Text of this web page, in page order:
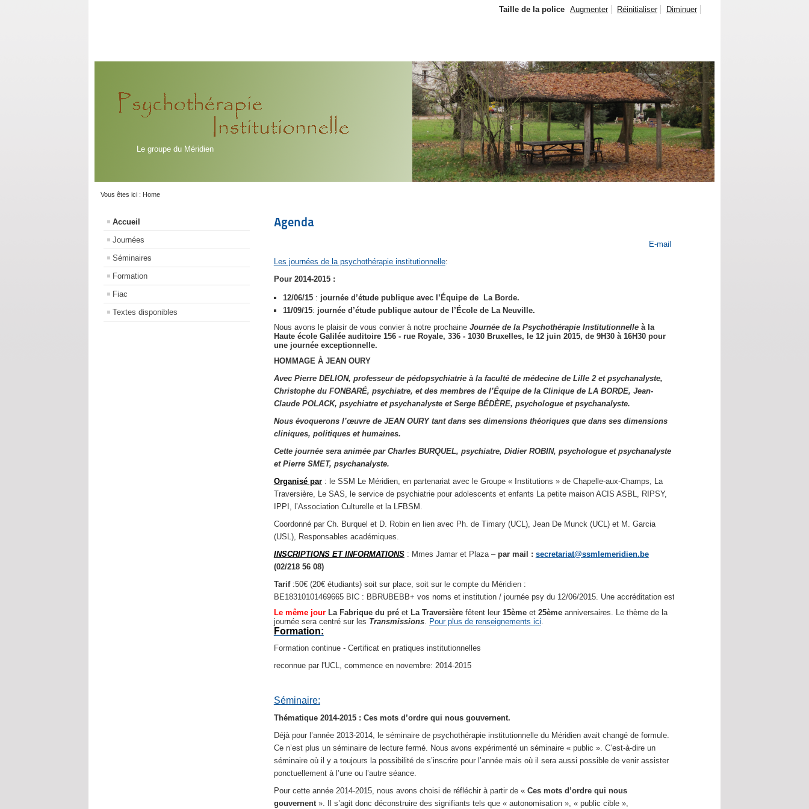
Le groupe du Méridien
Taille de la police Augmenter Réinitialiser Diminuer
Vous êtes ici : Home
Accueil
Journées
Séminaires
Formation
Fiac
Textes disponibles
Agenda
E-mail
Les journées de la psychothérapie institutionnelle:
Pour 2014-2015 :
12/06/15: journée d’étude publique avec l’Équipe de La Borde.
11/09/15: journée d’étude publique autour de l’École de La Neuville.
Nous avons le plaisir de vous convier à notre prochaine Journée de la Psychothérapie Institutionnelleà la
Haute école Galilée​ ​auditoire 156​ ​- rue Royale, 336 - 1030 Bruxelles, le 12 juin 2015, de 9H30 à 16H30 pour
une journée exceptionnelle.
HOMMAGE À JEAN OURY
Avec Pierre DELION, professeur de pédopsychiatrie à la faculté de médecine de Lille 2 et psychanalyste,
Christophe du FONBARÉ, psychiatre, et des membres de l’Équipe de la Clinique de LA BORDE, Jean-
Claude POLACK, psychiatre et psychanalyste et Serge BÉDÈRE, psychologue et psychanalyste.
Nous évoquerons l’œuvre de JEAN OURY tant dans ses dimensions théoriques que dans ses dimensions
cliniques, politiques et humaines.
Cette journée sera animée par Charles BURQUEL, psychiatre, Didier ROBIN, psychologue et psychanalyste
et Pierre SMET, psychanalyste.
Organisé par: le SSM Le Méridien, en partenariat avec le Groupe « Institutions » de Chapelle-aux-Champs, La
Traversière, Le SAS, le service de psychiatrie pour adolescents et enfants La petite maison ACIS ASBL, RIPSY,
IPPI, l’Association Culturelle et la LFBSM.
Coordonné par Ch. Burquel et D. Robin en lien avec Ph. de Timary (UCL), Jean De Munck (UCL) et M. Garcia
(USL), Responsables académiques.
INSCRIPTIONS ET INFORMATIONS: Mmes Jamar et Plaza – par mail : secretariat@ssmlemeridien.be
(02/218 56 08)
Tarif:50€ (20€ étudiants) soit sur place, soit sur le compte du Méridien :
BE18310101469665 BIC : BBRUBEBB+ vos noms et institution / journée psy du 12/06/2015. Une accréditation est demandée.
Le même jour La Fabrique du préet La Traversièrefêtent leur 15èmeet 25èmeanniversaires. Le thème de la
journée sera centré sur les Transmissions. Pour plus de renseignements ici.
Formation:
Formation continue - Certificat en pratiques institutionnelles
reconnue par l'UCL, commence en novembre: 2014-2015
Séminaire:
Thématique 2014-2015 : Ces mots d’ordre qui nous gouvernent.
Déjà pour l’année 2013-2014, le séminaire de psychothérapie institutionnelle du Méridien avait changé de formule.
Ce n’est plus un séminaire de lecture fermé. Nous avons expérimenté un séminaire « public ». C’est-à-dire un
séminaire où il y a toujours la possibilité de s’inscrire pour l’année mais où il sera aussi possible de venir assister
ponctuellement à l’une ou l’autre séance.
Pour cette année 2014-2015, nous avons choisi de réfléchir à partir de «Ces mots d’ordre qui nous
gouvernent ». Il s’agit donc déconstruire des signifiants tels que « autonomisation », « public cible »,